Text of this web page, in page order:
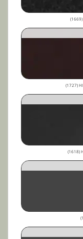
(1669)
(1727)
(1618)